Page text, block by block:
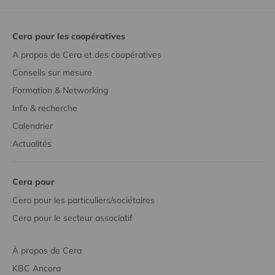
Cera pour les coopératives
A propos de Cera et des coopératives
Conseils sur mesure
Formation & Networking
Info & recherche
Calendrier
Actualités
Cera pour
Cera pour les particuliers/sociétaires
Cera pour le secteur associatif
À propos de Cera
KBC Ancora